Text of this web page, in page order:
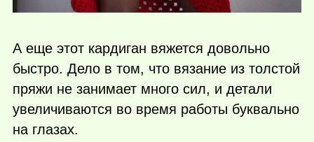
А еще этот кардиган вяжется довольно
быстро. Дело в том, что вязание из толстой
пряжи не занимает много сил, и детали
увеличиваются во время работы буквально
на глазах.